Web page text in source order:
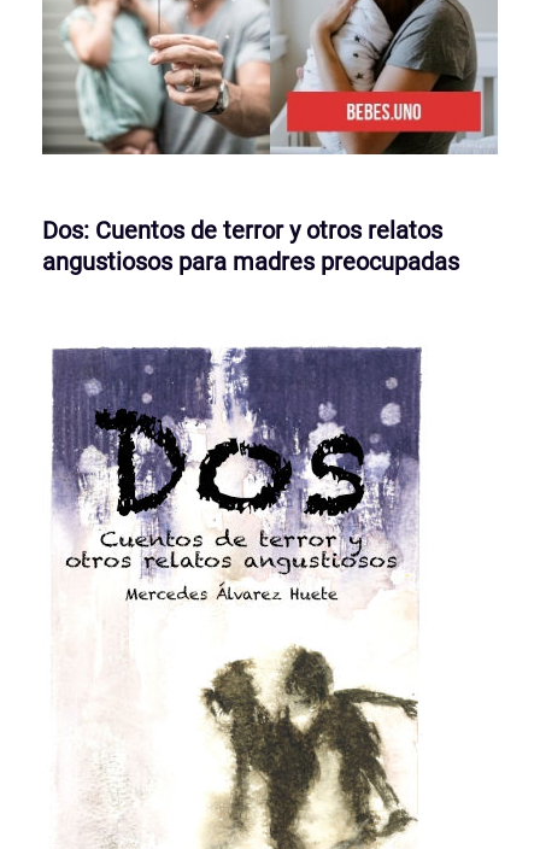
Dos: Cuentos de terror y otros relatos
angustiosos para madres preocupadas